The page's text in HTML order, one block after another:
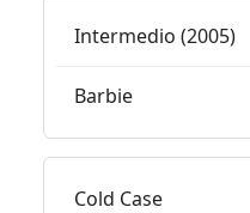
Intermedio (2005)
Barbie
Cold Case